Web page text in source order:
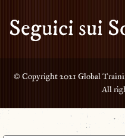
Seguici sui
© Copyright 2021 Global
All